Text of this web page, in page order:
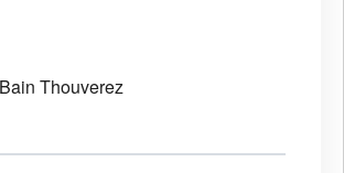
Thouverez